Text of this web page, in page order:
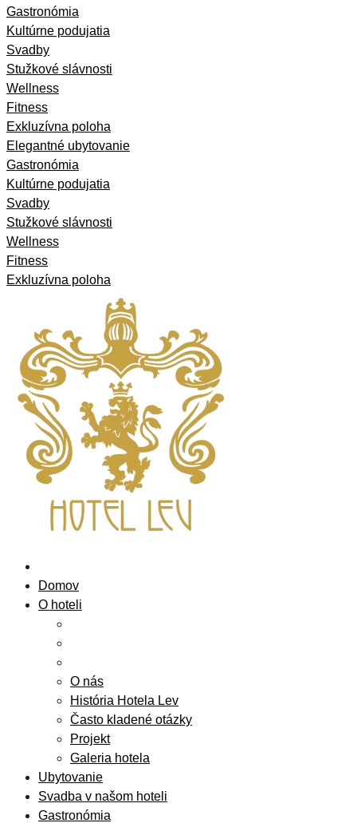
Gastronómia
Kultúrne podujatia
Svadby
Stužkové slávnosti
Wellness
Fitness
Exkluzívna poloha
Elegantné ubytovanie
Gastronómia
Kultúrne podujatia
Svadby
Stužkové slávnosti
Wellness
Fitness
Exkluzívna poloha
Domov
O hoteli
O nás
História Hotela Lev
Často kladené otázky
Projekt
Galeria hotela
Ubytovanie
Svadba v našom hoteli
Gastronómia